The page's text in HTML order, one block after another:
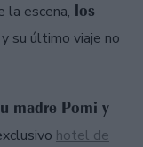
la escena, los
y su último viaje no
madre Pomi y
hotel de